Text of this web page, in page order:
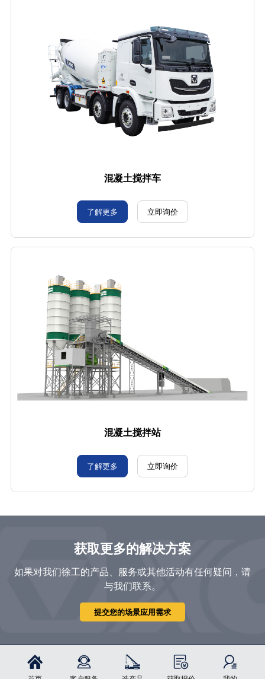
混凝土搅拌车
了解更多 立即询价
混凝土搅拌站
了解更多 立即询价
获取更多的解决方案
如果对我们徐工的产品、服务或其他活动有任何疑问，请
与我们联系。
提交您的场景应用需求